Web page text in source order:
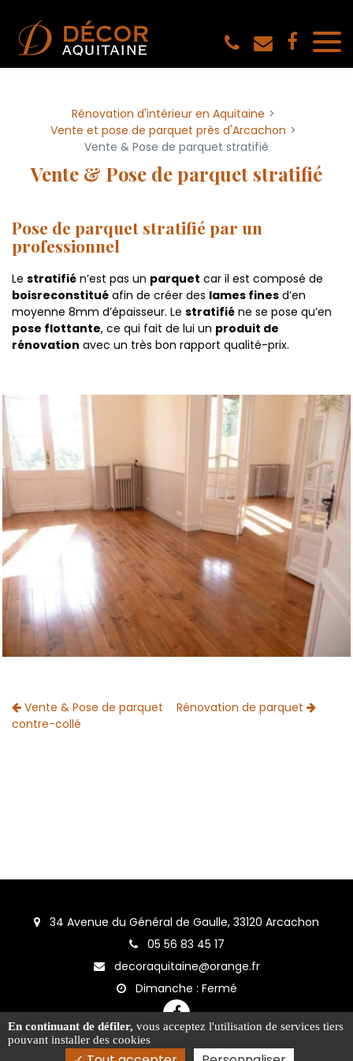
Rénovation d'intérieur en Aquitaine
Vente et pose de parquet près d'Arcachon
Vente & Pose de parquet stratifié
Vente & Pose de parquet stratifié
Pose de parquet stratifié par un
professionnel
Le stratifié n’est pas un parquet car il est composé de
boisreconstitué afin de créer des lames fines d’en
moyenne 8mm d’épaisseur. Le stratifié ne se pose qu’en
pose flottante, ce qui fait de lui un produit de
rénovation avec un très bon rapport qualité-prix.
Vente & Pose de parquet
contre-collé
Rénovation de parquet
34 Avenue du Général de Gaulle, 33120 Arcachon
05 56 83 45 17
decoraquitaine@orange.fr
Dimanche : Fermé
En continuant de défiler, vous acceptez l'utilisation de services tiers
pouvant installer des cookies